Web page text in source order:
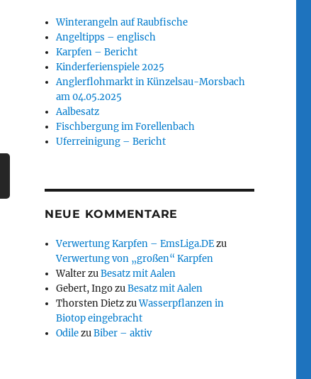
Winterangeln auf Raubfische
Angeltipps – englisch
Karpfen – Bericht
Kinderferienspiele 2025
Anglerflohmarkt in Künzelsau-Morsbach
am 04.05.2025
Aalbesatz
Fischbergung im Forellenbach
Uferreinigung – Bericht
NEUE KOMMENTARE
Verwertung Karpfen – EmsLiga.DEzu
Verwertung von „großen“ Karpfen
WalterzuBesatz mit Aalen
Gebert, IngozuBesatz mit Aalen
Thorsten DietzzuWasserpflanzen in
Biotop eingebracht
OdilezuBiber – aktiv